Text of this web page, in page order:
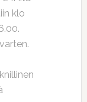
klo